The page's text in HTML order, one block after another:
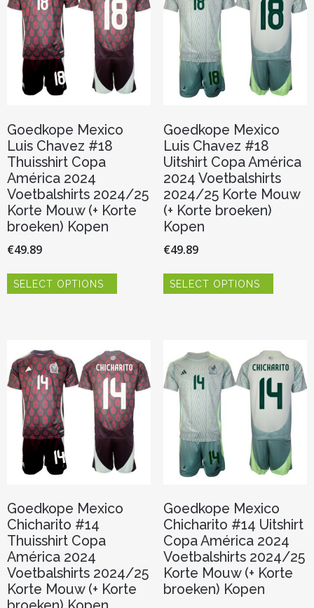
gekozen
worden
op
de
productpagina
gekozen
worden
de
Goedkope Mexico
Luis Chavez #18
Thuisshirt Copa
América 2024
Voetbalshirts 2024/25
Korte Mouw (+ Korte
broeken) Kopen
€49.89
SELECT OPTIONS
optie
kan
gekozen
worden
op
de
productpagina
Goedkope Mexico
Luis Chavez #18
Uitshirt Copa América
2024 Voetbalshirts
2024/25 Korte Mouw
(+ Korte broeken)
Kopen
€49.89
SELECT OPTIONS
optie
kan
gekozen
worden
de
Goedkope Mexico
Chicharito #14
Thuisshirt Copa
América 2024
Voetbalshirts 2024/25
Korte Mouw (+ Korte
Goedkope Mexico
Chicharito #14 Uitshirt
Copa América 2024
Voetbalshirts 2024/25
Korte Mouw (+ Korte
broeken) Kopen